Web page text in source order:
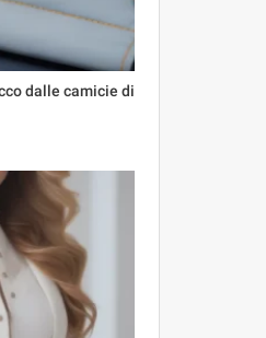
dalle camicie di